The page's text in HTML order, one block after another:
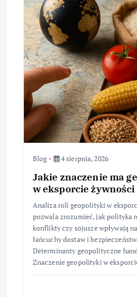
Blog 4 sierpnia, 2026
Jakie znaczenie ma
w eksporcie żywności
Analiza roli geopolityki w
pozwala zrozumieć, jak polityka
konflikty czy sojusze wpływają
łańcuchy dostaw i
Determinanty geopolityczne
Znaczenie geopolityki w